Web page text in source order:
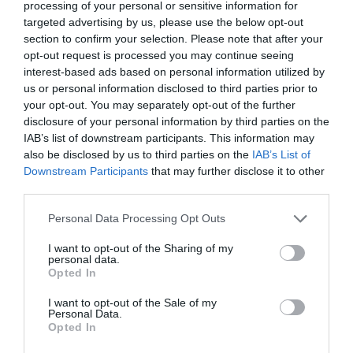
processing of your personal or sensitive information for
targeted advertising by us, please use the below opt-out
section to confirm your selection. Please note that after your
opt-out request is processed you may continue seeing
interest-based ads based on personal information utilized by
us or personal information disclosed to third parties prior to
your opt-out. You may separately opt-out of the further
disclosure of your personal information by third parties on the
IAB’s list of downstream participants. This information may
also be disclosed by us to third parties on the IAB’s List of
Downstream Participants that may further disclose it to other
Please note that this website/app uses one or more Google
not limited to your visit or usage behaviour. You may click to
grant or deny consent to Google and its third-party tags to
use your data for below specified purposes in below Google
consent section.
Personal Data Processing Opt Outs
I want to opt-out of the Sharing of my
personal data.
Opted In
I want to opt-out of the Sale of my
Personal Data.
Opted In
A több mint 1700 egyedbőla kutatók
elkülönítették azokat a nőstényeket, amelyek már
vért szívtak. Ezek közül24 mintábanvolt
azonosítható DNS, amely összesen18 különböző
embervérnyomait tartalmazta. A második
leggyakoribb vérforrás amadarakhozköthető: hat
különböző madárfaj DNS-e jelent meg a mintákban.
Kétéltűek, rágcsálók és kutyafélékvérnyomai
mindössze egy-egy esetben fordultak elő.
szúnyogfajok egyértelműen az emberi vért
részesítik előnyben.
kutatócsoportszerint több tényező is szerepet
játszhat ebben az eltolódásban, de a